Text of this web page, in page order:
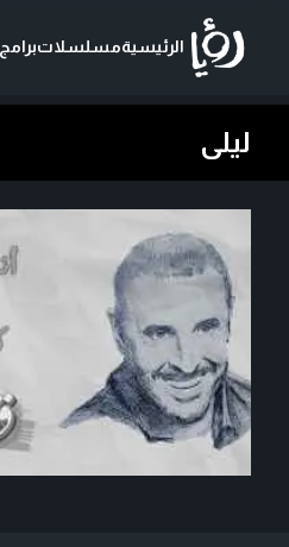
الرئيسيةمسلسلاتبرامج
ليلى